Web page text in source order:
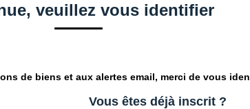
veuillez vous identifier
de biens et aux alertes email, merci de vous
Vous êtes déjà inscrit ?